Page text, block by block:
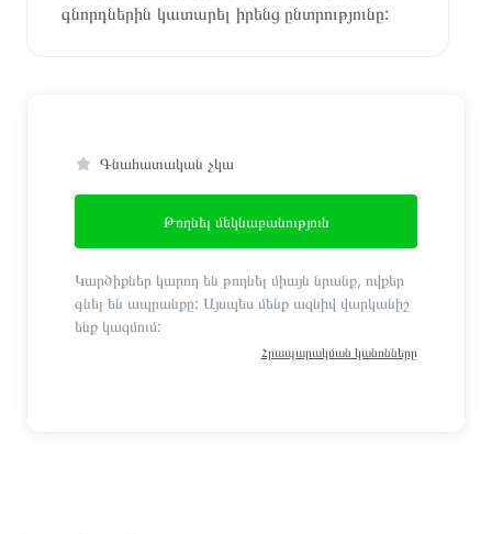
գնորդներին կատարել իրենց ընտրությունը:
Գնահատական չկա
Թողնել մեկնաբանություն
Կարծիքներ կարող են թողնել միայն նրանք, ովքեր
գնել են ապրանքը: Այսպես մենք ազնիվ վարկանիշ
ենք կազմում:
Հրապարակման կանոնները